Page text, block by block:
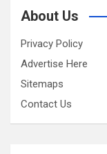
About Us
Privacy Policy
Advertise Here
Sitemaps
Contact Us